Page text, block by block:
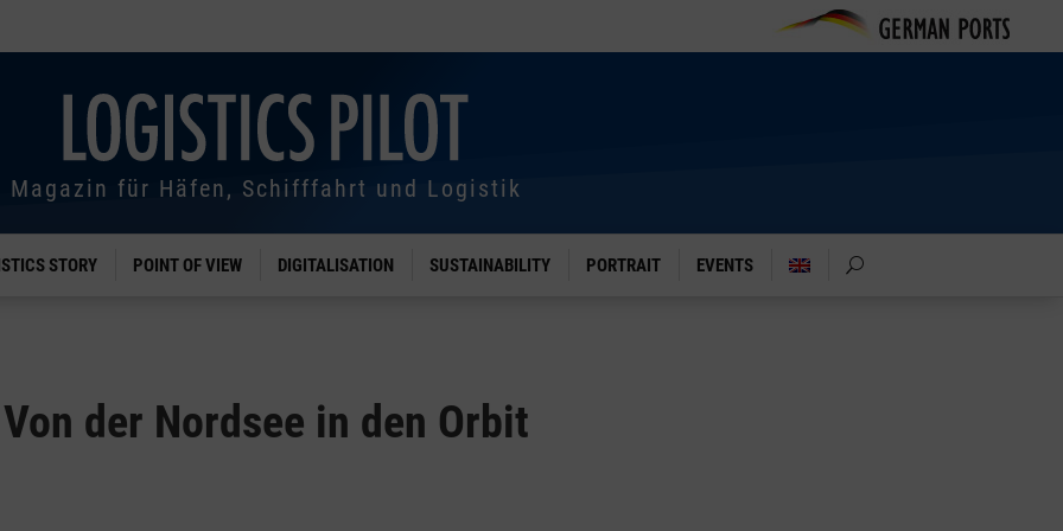
Magazin für Häfen, Schifffahrt und Logistik
STORY POINT OF VIEW DIGITALISATION SUSTAINABILITY PORTRAIT EVENTS
Von der Nordsee in den Orbit